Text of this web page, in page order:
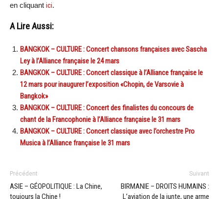
en cliquant ici.
A Lire Aussi:
BANGKOK – CULTURE : Concert chansons françaises avec Sascha
Ley à l’Alliance française le 24 mars
BANGKOK – CULTURE : Concert classique à l’Alliance française le
12 mars pour inaugurer l’exposition «Chopin, de Varsovie à
Bangkok»
BANGKOK – CULTURE : Concert des finalistes du concours de
chant de la Francophonie à l’Alliance française le 31 mars
BANGKOK – CULTURE : Concert classique avec l’orchestre Pro
Musica à l’Alliance française le 31 mars
Précédent
ASIE – GÉOPOLITIQUE : La Chine,
toujours la Chine !
Suivant
BIRMANIE – DROITS HUMAINS :
L’aviation de la junte, une arme